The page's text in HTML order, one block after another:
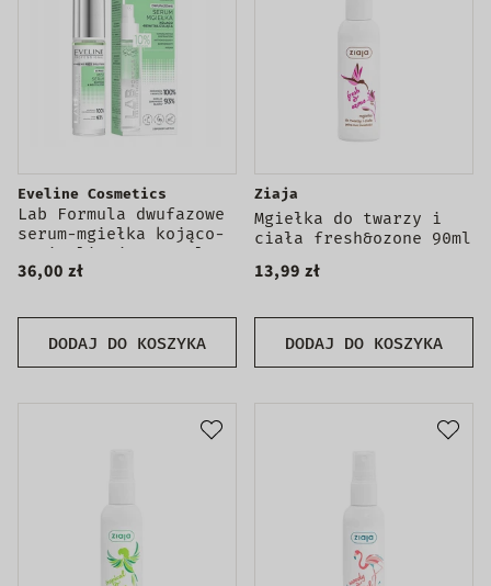
DODAJ DO KOSZYKA
Eveline Cosmetics
Lab Formula dwufazowe
serum-mgiełka kojąco-
rewitalizująca 30ml
36,00 zł
DODAJ DO KOSZYKA
Ziaja
Mgiełka do twarzy i
ciała fresh&ozone 90ml
13,99 zł